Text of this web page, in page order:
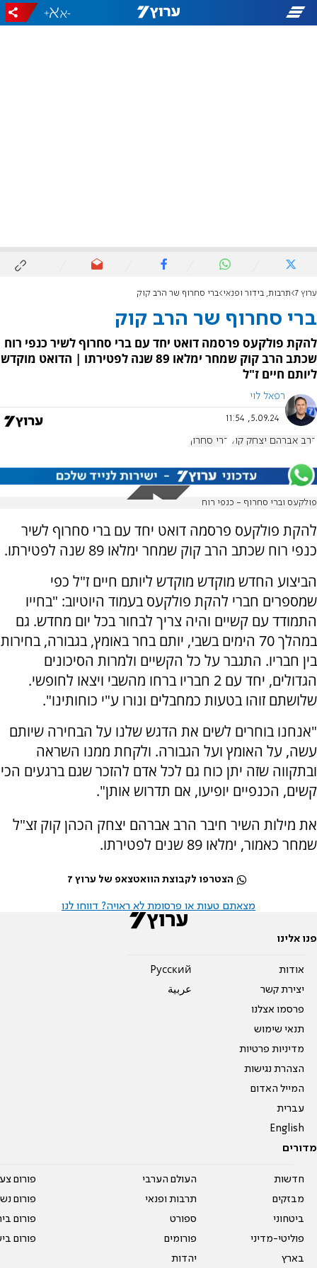
-
+
ערוץ 7 תרבות, בידור ופנאי ברי סחרוף שר הרב קוק
ברי סחרוף שר הרב קוק
להקת פולקעס פרסמה דואט יחד עם ברי סחרוף לשיר כנפי רוח
שכתב הרב קוק שמחר ימלאו 89 שנה לפטירתו | הדואט מוקדש
ליותם חיים ז"ל
רפאל לוי
5.09.24, 11:54
הרב אברהם יצחק קוק ברי סחרוף
פולקעס וברי סחרוף - כנפי רוח
להקת פולקעס פרסמה דואט יחד עם ברי סחרוף לשיר
כנפי רוח שכתב הרב קוק שמחר ימלאו 89 שנה לפטירתו.
הביצוע החדש מוקדש מוקדש ליותם חיים ז"ל כפי
שמספרים חברי להקת פולקעס בעמוד היוטיוב: "בחייו
התמודד עם קשיים והיה צריך לבחור בכל יום מחדש. גם
במהלך 70 הימים בשבי, יותם בחר באומץ, בגבורה, בחירות
בין חבריו. התגבר על כל הקשיים ולמרות הסיכונים
הגדולים, יחד עם 2 חבריו ברחו מהשבי ויצאו לחופשי.
שלושתם זוהו בטעות כמחבלים ונורו ע"י כוחותינו".
"אנחנו בוחרים לשים את הדגש שלנו על הבחירה שיותם
עשה, על האומץ ועל הגבורה. ולקחת ממנו השראה
ובתקווה שזה יתן כוח גם לכל אדם להזכר שגם ברגעים הכי
קשים, הכנפיים יופיעו, אם תדרוש אותן".
את מילות השיר חיבר הרב אברהם יצחק הכהן קוק זצ"ל
שמחר כאמור, ימלאו 89 שנים לפטירתו.
הצטרפו לקבוצת הוואטצאפ של ערוץ 7
מצאתם טעות או פרסומת לא ראויה? דווחו לנו
פנו אלינו
אודות
יצירת קשר
פרסמו אצלנו
תנאי שימוש
מדיניות פרטיות
הצהרת נגישות
המייל האדום
עברית
English
Pусский
عربية
מדורים
חדשות
מבזקים
ביטחוני
פוליטי-מדיני
בארץ
העולם הערבי
תרבות ופנאי
ספורט
פורומים
יהדות
פורום
פורום
פורום
פורום